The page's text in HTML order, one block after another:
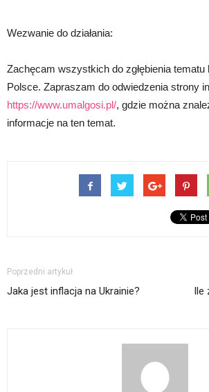
Wezwanie do działania:
Zachęcam wszystkich do zgłębienia
Polsce. Zapraszam do odwiedzenia strony
https://www.umalgosi.pl/, gdzie można
informacje na ten temat.
Poprzedni artykuł
Jaka jest inflacja na Ukrainie?